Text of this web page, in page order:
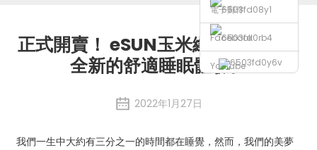
電子郵件
Facebook
Youtube
正式開賣！ eSUN玉米纖維將帶給您
全新的舒適睡眠體驗。
2022年1月27日
我們一生中大約有三分之一的時間都在睡覺，然而，我們的美夢